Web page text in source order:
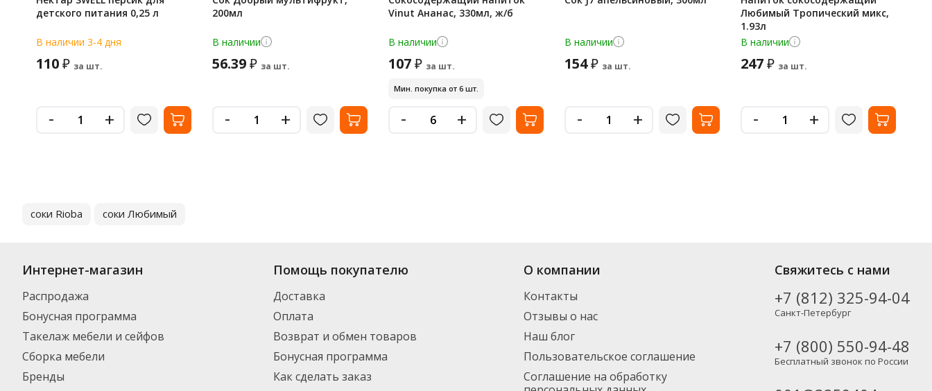
детского питания 0,25 л
В наличии 3-4 дня
110₽ за шт.
- +
200мл
В наличии
56.39₽ за шт.
- +
Vinut Ананас, 330мл, ж/б
В наличии
107₽ за шт.
Мин. покупка от 6 шт.
- +
В наличии
154₽ за шт.
- +
Любимый Тропический микс,
1.93л
В наличии
247₽ за шт.
- +
соки Rioba соки Любимый
Интернет-магазин
Распродажа
Бонусная программа
Такелаж мебели и сейфов
Сборка мебели
Бренды
Помощь покупателю
Доставка
Оплата
Возврат и обмен товаров
Бонусная программа
Как сделать заказ
О компании
Контакты
Отзывы о нас
Наш блог
Пользовательское соглашение
Соглашение на обработку
Свяжитесь с нами
+7 (812) 325-94-04
Санкт-Петербург
+7 (800) 550-94-48
Бесплатный звонок по России